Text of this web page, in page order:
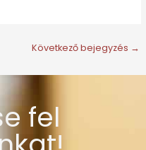
Következő bejegyzés →
fel